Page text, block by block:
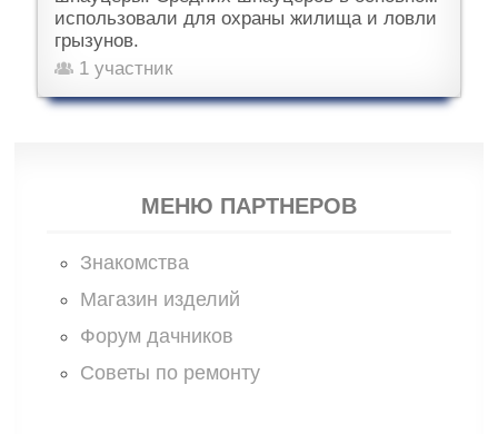
использовали для охраны жилища и ловли
грызунов.
1 участник
МЕНЮ ПАРТНЕРОВ
Знакомства
Магазин изделий
Форум дачников
Советы по ремонту